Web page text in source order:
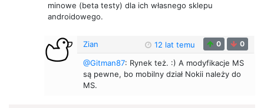
minowe (beta testy) dla ich własnego sklepu
androidowego.
Zian 12 lat temu 0 0
@Gitman87: Rynek też. :) A modyfikacje MS
są pewne, bo mobilny dział Nokii należy do
MS.